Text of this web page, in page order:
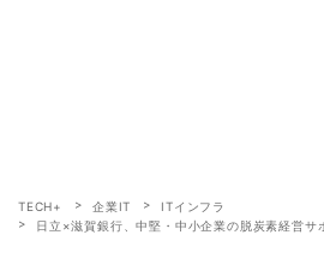
TECH+ 企業IT
ITインフラ
日立×滋賀銀行、中堅・中小企業の脱炭素経営サ